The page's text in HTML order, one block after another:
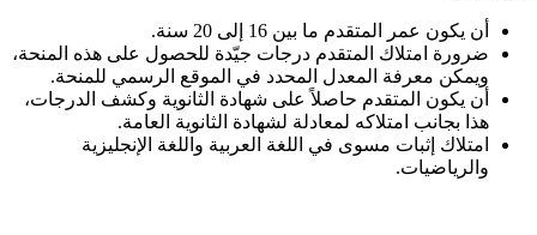
أن يكون عمر المتقدم ما بين 16 إلى 20 سنة.
ضرورة امتلاك المتقدم درجات جيّدة للحصول على هذه المنحة،
ويمكن معرفة المعدل المحدد في الموقع الرسمي للمنحة.
أن يكون المتقدم حاصلاً على شهادة الثانوية وكشف الدرجات،
هذا بجانب امتلاكه لمعادلة لشهادة الثانوية العامة.
امتلاك إثبات مسوى في اللغة العربية واللغة الإنجليزية
والرياضيات.